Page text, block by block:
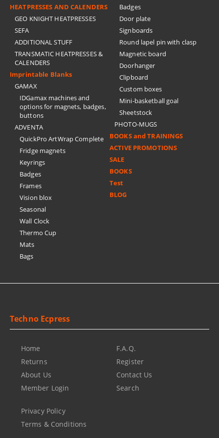
HEATPRESSES AND CALENDERS
GEO KNIGHT HEATPRESSES
SEFA
ADDITIONAL STUFF
TRANSMATIC HEATPRESSES &
CALENDERS
Imprintable Blanks
GAMAX
IDGamax machines and
options for magnets, badges,
buttons
ADVENTA
QuickPro ArtWrap Complete
Fridge magnets
Keyrings
Badges
Frames
Vision blox
Seasonal
Wall Clock
Thermo Cup
Mats
Bags
Badges
Door plate
Signboards
Round lapel pin with clasp
Magnetic board
Doorhanger
Clipboard
Custom boxes
Mini-basketball goal
Sheetstock
PHOTO-MUGS
BOOKS and TRAININGS
ACTIVE PROMOTIONS
SALE
BOOKS
Test
BLOG
Techno Ecpress
Home
Returns
About Us
Member Login
F.A.Q.
Register
Contact Us
Search
Privacy Policy
Terms & Conditions